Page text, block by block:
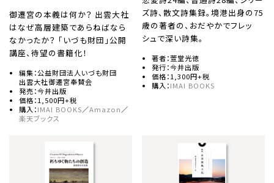
御遷宮の本義は何か？ 出雲大社
はなぜ高層建築であらねばなら
なかったか？ 「いづも財団」公開
講座、待望の書籍化！
編集：公益財団法人いづも財団
出雲大社御遷宮奉賛会
発売：今井出版
価格：1,500円+税
購入：IMAI BOOKS／Amazon／
楽天ブックス
ズ詩、散文詩集録。境港出身の75
歳の著者の、おだやかでフレッ
シュで深い詩集。
著者：萱堂光徳
発行：今井出版
価格：1,300円+税
購入：IMAI BOOKS